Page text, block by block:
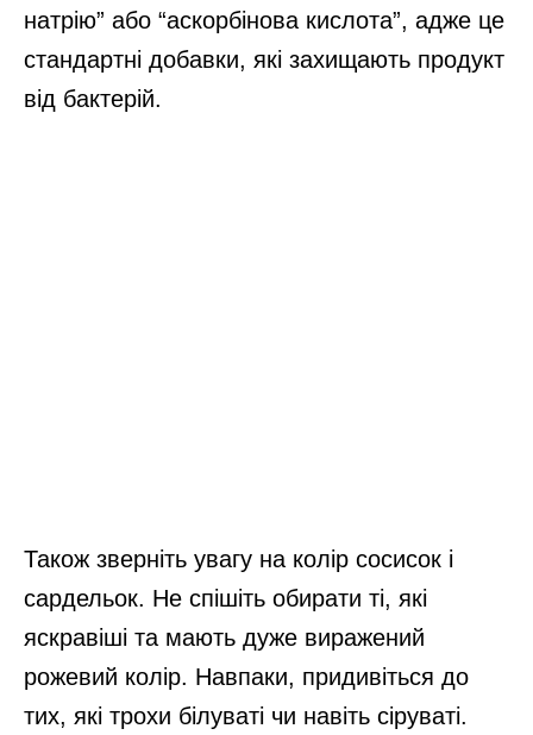
натрію” або “аскорбінова кислота”, адже це
стандартні добавки, які захищають продукт
від бактерій.
Також зверніть увагу на колір сосисок і
сардельок. Не спішіть обирати ті, які
яскравіші та мають дуже виражений
рожевий колір. Навпаки, придивіться до
тих, які трохи білуваті чи навіть сіруваті.